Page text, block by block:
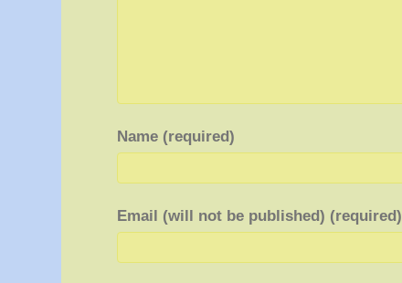
Name (required)
Email (will not be published) (required)